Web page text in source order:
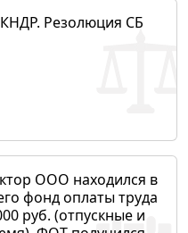
Резолюция СБ
ООО находился в
фонд оплаты труда
руб. (отпускные и